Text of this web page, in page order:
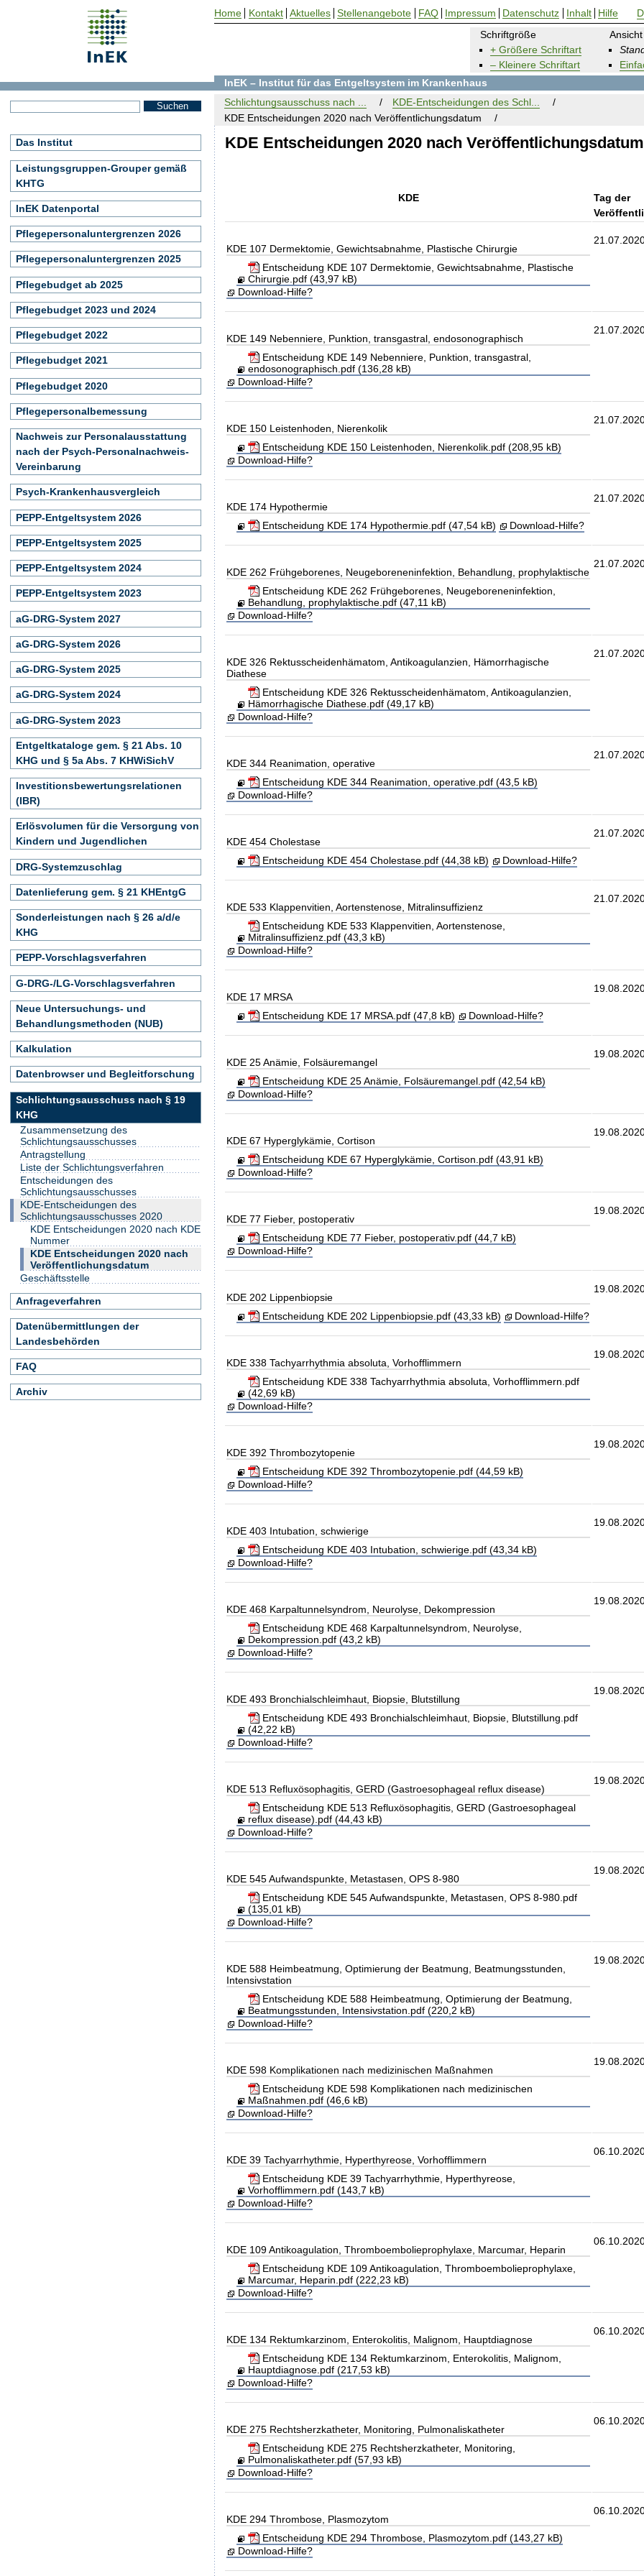
KDE Entscheidungen 2020 nach Veröffentlichungsdatum
Schriftgröße
+ Größere Schriftart
– Kleinere Schriftart
Ansicht
KDE
Tag der
KDE 107 Dermektomie, Gewichtsabnahme, Plastische Chirurgie
Entscheidung KDE 107 Dermektomie, Gewichtsabnahme, Plastische
Chirurgie.pdf (43,97 kB)
Download-Hilfe?
KDE 149 Nebenniere, Punktion, transgastral, endosonographisch
Entscheidung KDE 149 Nebenniere, Punktion, transgastral,
endosonographisch.pdf (136,28 kB)
Download-Hilfe?
KDE 150 Leistenhoden, Nierenkolik
Entscheidung KDE 150 Leistenhoden, Nierenkolik.pdf (208,95 kB)
Download-Hilfe?
KDE 174 Hypothermie
Entscheidung KDE 174 Hypothermie.pdf (47,54 kB)
Download-Hilfe?
KDE 262 Frühgeborenes, Neugeboreneninfektion, Behandlung, prophylaktische
Entscheidung KDE 262 Frühgeborenes, Neugeboreneninfektion,
Behandlung, prophylaktische.pdf (47,11 kB)
Download-Hilfe?
KDE 326 Rektusscheidenhämatom, Antikoagulanzien, Hämorrhagische
Diathese
Entscheidung KDE 326 Rektusscheidenhämatom, Antikoagulanzien,
Hämorrhagische Diathese.pdf (49,17 kB)
Download-Hilfe?
KDE 344 Reanimation, operative
Entscheidung KDE 344 Reanimation, operative.pdf (43,5 kB)
Download-Hilfe?
KDE 454 Cholestase
Entscheidung KDE 454 Cholestase.pdf (44,38 kB)
Download-Hilfe?
KDE 533 Klappenvitien, Aortenstenose, Mitralinsuffizienz
Entscheidung KDE 533 Klappenvitien, Aortenstenose,
Mitralinsuffizienz.pdf (43,3 kB)
Download-Hilfe?
KDE 17 MRSA
Entscheidung KDE 17 MRSA.pdf (47,8 kB)
Download-Hilfe?
KDE 25 Anämie, Folsäuremangel
Entscheidung KDE 25 Anämie, Folsäuremangel.pdf (42,54 kB)
Download-Hilfe?
KDE 67 Hyperglykämie, Cortison
Entscheidung KDE 67 Hyperglykämie, Cortison.pdf (43,91 kB)
Download-Hilfe?
KDE 77 Fieber, postoperativ
Entscheidung KDE 77 Fieber, postoperativ.pdf (44,7 kB)
Download-Hilfe?
KDE 202 Lippenbiopsie
Entscheidung KDE 202 Lippenbiopsie.pdf (43,33 kB)
Download-Hilfe?
KDE 338 Tachyarrhythmia absoluta, Vorhofflimmern
Entscheidung KDE 338 Tachyarrhythmia absoluta, Vorhofflimmern.pdf
(42,69 kB)
Download-Hilfe?
KDE 392 Thrombozytopenie
Entscheidung KDE 392 Thrombozytopenie.pdf (44,59 kB)
Download-Hilfe?
KDE 403 Intubation, schwierige
Entscheidung KDE 403 Intubation, schwierige.pdf (43,34 kB)
Download-Hilfe?
KDE 468 Karpaltunnelsyndrom, Neurolyse, Dekompression
Entscheidung KDE 468 Karpaltunnelsyndrom, Neurolyse,
Dekompression.pdf (43,2 kB)
Download-Hilfe?
KDE 493 Bronchialschleimhaut, Biopsie, Blutstillung
Entscheidung KDE 493 Bronchialschleimhaut, Biopsie, Blutstillung.pdf
(42,22 kB)
Download-Hilfe?
KDE 513 Refluxösophagitis, GERD (Gastroesophageal reflux disease)
Entscheidung KDE 513 Refluxösophagitis, GERD (Gastroesophageal
reflux disease).pdf (44,43 kB)
Download-Hilfe?
KDE 545 Aufwandspunkte, Metastasen, OPS 8-980
Entscheidung KDE 545 Aufwandspunkte, Metastasen, OPS 8-980.pdf
(135,01 kB)
Download-Hilfe?
KDE 588 Heimbeatmung, Optimierung der Beatmung, Beatmungsstunden,
Intensivstation
Entscheidung KDE 588 Heimbeatmung, Optimierung der Beatmung,
Beatmungsstunden, Intensivstation.pdf (220,2 kB)
Download-Hilfe?
KDE 598 Komplikationen nach medizinischen Maßnahmen
Entscheidung KDE 598 Komplikationen nach medizinischen
Maßnahmen.pdf (46,6 kB)
Download-Hilfe?
KDE 39 Tachyarrhythmie, Hyperthyreose, Vorhofflimmern
Entscheidung KDE 39 Tachyarrhythmie, Hyperthyreose,
Vorhofflimmern.pdf (143,7 kB)
Download-Hilfe?
KDE 109 Antikoagulation, Thromboembolieprophylaxe, Marcumar, Heparin
Entscheidung KDE 109 Antikoagulation, Thromboembolieprophylaxe,
Marcumar, Heparin.pdf (222,23 kB)
Download-Hilfe?
KDE 134 Rektumkarzinom, Enterokolitis, Malignom, Hauptdiagnose
Entscheidung KDE 134 Rektumkarzinom, Enterokolitis, Malignom,
Hauptdiagnose.pdf (217,53 kB)
Download-Hilfe?
KDE 275 Rechtsherzkatheter, Monitoring, Pulmonaliskatheter
Entscheidung KDE 275 Rechtsherzkatheter, Monitoring,
Pulmonaliskatheter.pdf (57,93 kB)
Download-Hilfe?
KDE 294 Thrombose, Plasmozytom
Entscheidung KDE 294 Thrombose, Plasmozytom.pdf (143,27 kB)
Download-Hilfe?
InEK – Institut für das Entgeltsystem im Krankenhaus
Schlichtungsausschuss nach ...
KDE-Entscheidungen des Schl...
KDE Entscheidungen 2020 nach Veröffentlichungsdatum
Das Institut
Leistungsgruppen-Grouper gemäß
KHTG
InEK Datenportal
Pflegepersonaluntergrenzen 2026
Pflegepersonaluntergrenzen 2025
Pflegebudget ab 2025
Pflegebudget 2023 und 2024
Pflegebudget 2022
Pflegebudget 2021
Pflegebudget 2020
Pflegepersonalbemessung
Nachweis zur Personalausstattung
nach der Psych-Personalnachweis-
Vereinbarung
Psych-Krankenhausvergleich
PEPP-Entgeltsystem 2026
PEPP-Entgeltsystem 2025
PEPP-Entgeltsystem 2024
PEPP-Entgeltsystem 2023
aG-DRG-System 2027
aG-DRG-System 2026
aG-DRG-System 2025
aG-DRG-System 2024
aG-DRG-System 2023
Entgeltkataloge gem. § 21 Abs. 10
KHG und § 5a Abs. 7 KHWiSichV
Investitionsbewertungsrelationen
(IBR)
Erlösvolumen für die Versorgung von
Kindern und Jugendlichen
DRG-Systemzuschlag
Datenlieferung gem. § 21 KHEntgG
Sonderleistungen nach § 26 a/d/e
KHG
PEPP-Vorschlagsverfahren
G-DRG-/LG-Vorschlagsverfahren
Neue Untersuchungs- und
Behandlungsmethoden (NUB)
Kalkulation
Datenbrowser und Begleitforschung
Schlichtungsausschuss nach § 19
KHG
Zusammensetzung des
Schlichtungsausschusses
Antragstellung
Liste der Schlichtungsverfahren
Entscheidungen des
Schlichtungsausschusses
KDE-Entscheidungen des
Schlichtungsausschusses 2020
KDE Entscheidungen 2020 nach KDE
Nummer
KDE Entscheidungen 2020 nach
Veröffentlichungsdatum
Geschäftsstelle
Anfrageverfahren
Datenübermittlungen der
Landesbehörden
FAQ
Archiv
Home Kontakt Aktuelles Stellenangebote FAQ Impressum Datenschutz Inhalt Hilfe